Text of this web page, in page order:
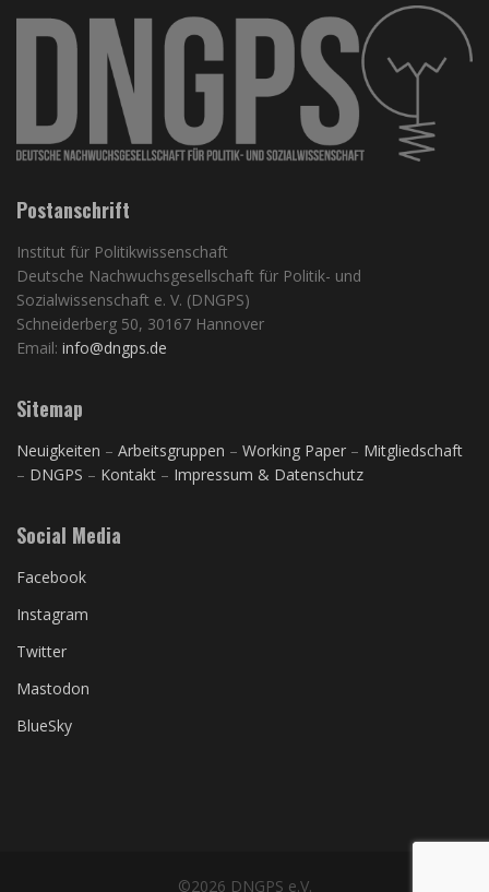
Postanschrift
Institut für Politikwissenschaft
Deutsche Nachwuchsgesellschaft für Politik- und
Sozialwissenschaft e. V. (DNGPS)
Schneiderberg 50, 30167 Hannover
Email: info@dngps.de
Sitemap
Neuigkeiten – Arbeitsgruppen – Working Paper – Mitgliedschaft
– DNGPS – Kontakt – Impressum & Datenschutz
Social Media
Facebook
Instagram
Twitter
Mastodon
BlueSky
©2026 DNGPS e.V.